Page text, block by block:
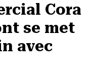
Cora
se met
avec